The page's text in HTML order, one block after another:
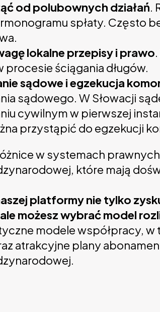
od polubownych działań.
spłaty. Często
lokalne przepisy i prawo
procesie ściągania długów.
sądowe i egzekucja
sądowego. W Słowacji
cywilnym w pierwszej
przystąpić do egzekucji
w systemach
które mają
platformy nie tylko
możesz wybrać model
modele współpracy,
atrakcyjne plany